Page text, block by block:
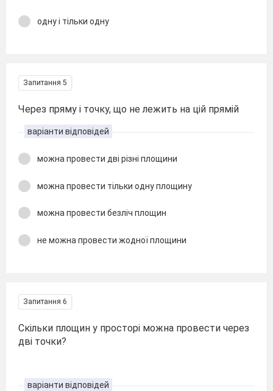
одну і тільки одну
Запитання 5
Через пряму і точку, що не лежить на цій прямій
варіанти відповідей
можна провести дві різні площини
можна провести тільки одну площину
можна провести безліч площин
не можна провести жодної площини
Запитання 6
Скільки площин у просторі можна провести через
дві точки?
варіанти відповідей